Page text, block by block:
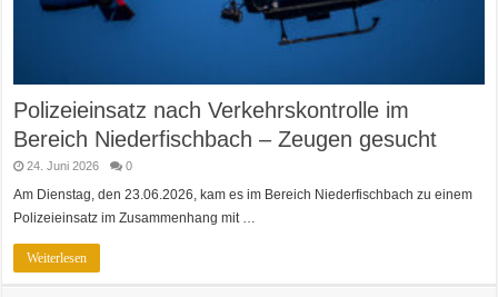
Polizeieinsatz nach Verkehrskontrolle im
Bereich Niederfischbach – Zeugen gesucht
24. Juni 2026 0
Am Dienstag, den 23.06.2026, kam es im Bereich Niederfischbach zu einem
Polizeieinsatz im Zusammenhang mit …
Weiterlesen